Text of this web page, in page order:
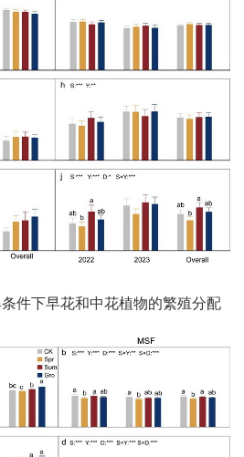
件下早花和中花植物的繁殖分配